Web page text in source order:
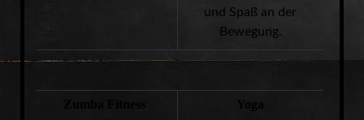
und Spaß an der
Bewegung.